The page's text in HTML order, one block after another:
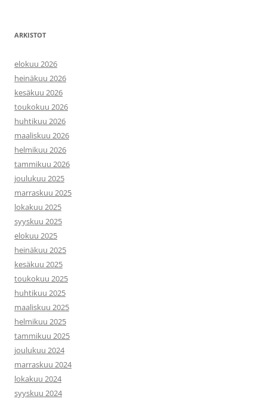
ARKISTOT
elokuu 2026
heinäkuu 2026
kesäkuu 2026
toukokuu 2026
huhtikuu 2026
maaliskuu 2026
helmikuu 2026
tammikuu 2026
joulukuu 2025
marraskuu 2025
lokakuu 2025
syyskuu 2025
elokuu 2025
heinäkuu 2025
kesäkuu 2025
toukokuu 2025
huhtikuu 2025
maaliskuu 2025
helmikuu 2025
tammikuu 2025
joulukuu 2024
marraskuu 2024
lokakuu 2024
syyskuu 2024